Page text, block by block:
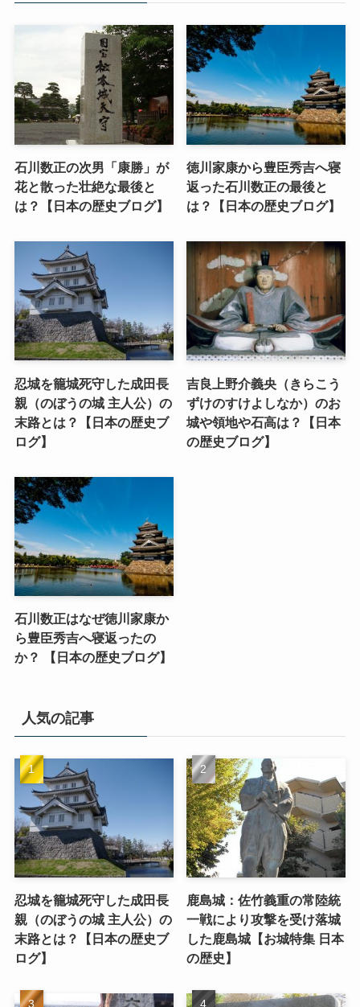
石川数正の次男「康勝」が
花と散った壮絶な最後と
は？【日本の歴史ブログ】
徳川家康から豊臣秀吉へ寝
返った石川数正の最後と
は？【日本の歴史ブログ】
忍城を籠城死守した成田長
親（のぼうの城 主人公）の
末路とは？【日本の歴史ブ
ログ】
吉良上野介義央（きらこう
ずけのすけよしなか）のお
城や領地や石高は？【日本
の歴史ブログ】
石川数正はなぜ徳川家康か
ら豊臣秀吉へ寝返ったの
か？ 【日本の歴史ブログ】
人気の記事
忍城を籠城死守した成田長
親（のぼうの城 主人公）の
末路とは？【日本の歴史ブ
ログ】
鹿島城：佐竹義重の常陸統
一戦により攻撃を受け落城
した鹿島城【お城特集 日本
の歴史】